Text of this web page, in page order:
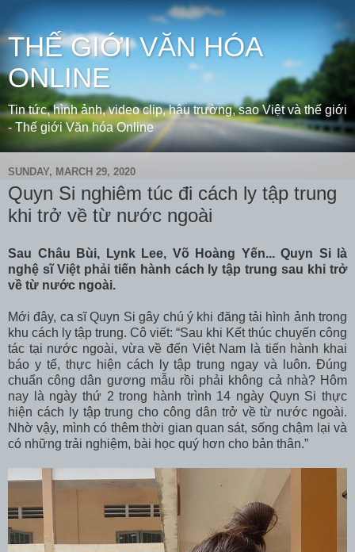
THẾ GIỚI VĂN HÓA
ONLINE
Tin tức, hình ảnh, video clip, hậu trường, sao Việt và thế giới
- Thế giới Văn hóa Online
SUNDAY, MARCH 29, 2020
Quyn Si nghiêm túc đi cách ly tập trung
khi trở về từ nước ngoài
Sau Châu Bùi, Lynk Lee, Võ Hoàng Yến... Quyn Si là
nghệ sĩ Việt phải tiến hành cách ly tập trung sau khi trở
về từ nước ngoài.
Mới đây, ca sĩ Quyn Si gây chú ý khi đăng tải hình ảnh trong
khu cách ly tập trung. Cô viết: “Sau khi Kết thúc chuyến công
tác tại nước ngoài, vừa về đến Việt Nam là tiến hành khai
báo y tế, thực hiện cách ly tập trung ngay và luôn. Đúng
chuẩn công dân gương mẫu rồi phải không cả nhà? Hôm
nay là ngày thứ 2 trong hành trình 14 ngày Quyn Si thực
hiện cách ly tập trung cho công dân trở về từ nước ngoài.
Nhờ vậy, mình có thêm thời gian quan sát, sống chậm lại và
có những trải nghiệm, bài học quý hơn cho bản thân.”